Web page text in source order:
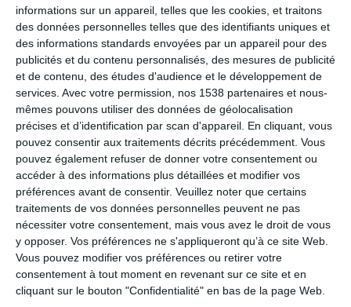
informations sur un appareil, telles que les cookies, et traitons
des données personnelles telles que des identifiants uniques et
des informations standards envoyées par un appareil pour des
publicités et du contenu personnalisés, des mesures de publicité
et de contenu, des études d'audience et le développement de
services. Avec votre permission, nos 1538 partenaires et nous-
mêmes pouvons utiliser des données de géolocalisation
précises et d’identification par scan d'appareil. En cliquant, vous
pouvez consentir aux traitements décrits précédemment. Vous
pouvez également refuser de donner votre consentement ou
accéder à des informations plus détaillées et modifier vos
préférences avant de consentir. Veuillez noter que certains
traitements de vos données personnelles peuvent ne pas
nécessiter votre consentement, mais vous avez le droit de vous
y opposer. Vos préférences ne s'appliqueront qu’à ce site Web.
Vous pouvez modifier vos préférences ou retirer votre
consentement à tout moment en revenant sur ce site et en
cliquant sur le bouton "Confidentialité" en bas de la page Web.
Je pense à toi
Les beaux jours arrivent
Enfin le soleil
Joyeux anniversaire
Joyeux anniversaire